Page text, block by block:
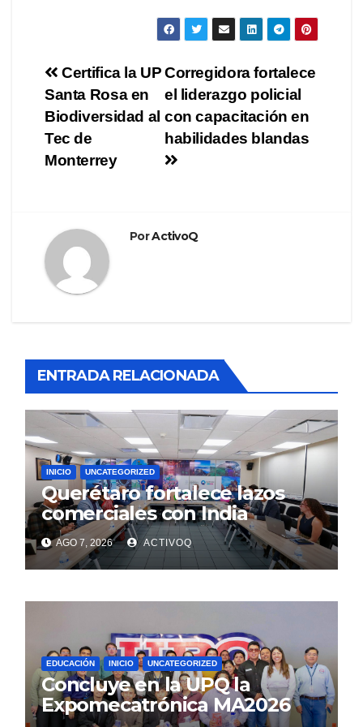
Navegación
de
entradas
Corregidora fortalece
el liderazgo policial
con capacitación en
habilidades blandas
Certifica la UP
Santa Rosa en
Biodiversidad al
Tec de
Monterrey
PorActivoQ
ENTRADA RELACIONADA
INICIO UNCATEGORIZED
Querétaro fortalece lazos
comerciales con India
AGO 7, 2026 ACTIVOQ
EDUCACIÓN INICIO UNCATEGORIZED
Concluye en la UPQ la
Expomecatrónica MA2026